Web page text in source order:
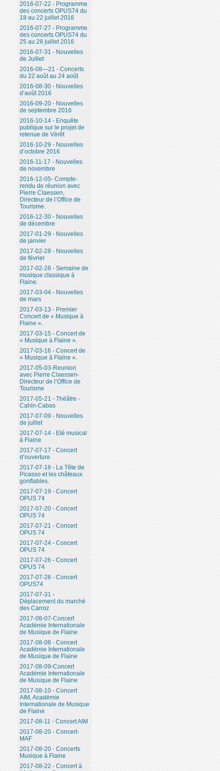
2016-07-22 - Programme
des concerts OPUS74 du
18 au 22 juillet 2016
2016-07-27 - Programme
des concerts OPUS74 du
25 au 28 juillet 2016
2016-07-31 - Nouvelles
de Juillet
2016-08—21 - Concerts
du 22 août au 24 août
2016-08-30 - Nouvelles
d’août 2016
2016-09-20 - Nouvelles
de septembre 2016
2016-10-14 - Enquête
publique sur le projet de
retenue de Vérêt
2016-10-29 - Nouvelles
d’octobre 2016
2016-11-17 - Nouvelles
de novembre
2016-12-05- Compte-
rendu de réunion avec
Pierre Claessen,
Directeur de l’Office de
Tourisme.
2016-12-30 - Nouvelles
de décembre
2017-01-29 - Nouvelles
de janvier
2017-02-28 - Nouvelles
de février
2017-02-28 - Semaine de
musique classique à
Flaine.
2017-03-04 - Nouvelles
de mars
2017-03-13 - Premier
Concert de « Musique à
Flaine ».
2017-03-15 - Concert de
« Musique à Flaine ».
2017-03-16 - Concert de
« Musique à Flaine ».
2017-05-03-Reunion
avec Pierre Claessen-
Directeur de l’Office de
Tourisme
2017-05-21 - Théâtre -
Cahin-Cabas
2017-07-09 - Nouvelles
de juillet
2017-07-14 - Eté musical
à Flaine
2017-07-17 - Concert
d’ouverture
2017-07-18 - La Tête de
Picasso et les châteaux
gonflables.
2017-07-19 - Concert
OPUS 74
2017-07-20 - Concert
OPUS 74
2017-07-21 - Concert
OPUS 74
2017-07-24 - Concert
OPUS 74
2017-07-26 - Concert
OPUS 74
2017-07-28 - Concert
OPUS74
2017-07-31 -
Déplacement du marché
des Carroz
2017-08-07-Concert
Académie Internationale
de Musique de Flaine
2017-08-08 - Concert
Académie Internationale
de Musique de Flaine
2017-08-09-Concert
Académie Internationale
de Musique de Flaine
2017-08-10 - Concert
AIM, Académie
Internationale de Musique
de Flaine
2017-08-11 - Concert AIM
2017-08-20 - Concert-
MAF
2017-08-20 - Concerts
Musique à Flaine
2017-08-22 - Concert à